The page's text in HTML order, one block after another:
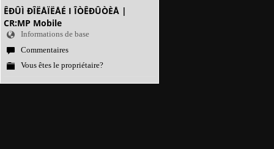
ÊÐÛÌ ÐÎËÅÏËÅÉ I ÎÒÊÐÛÒÈÅ |
CR:MP Mobile
Informations de base
Commentaires
Vous êtes le propriétaire?